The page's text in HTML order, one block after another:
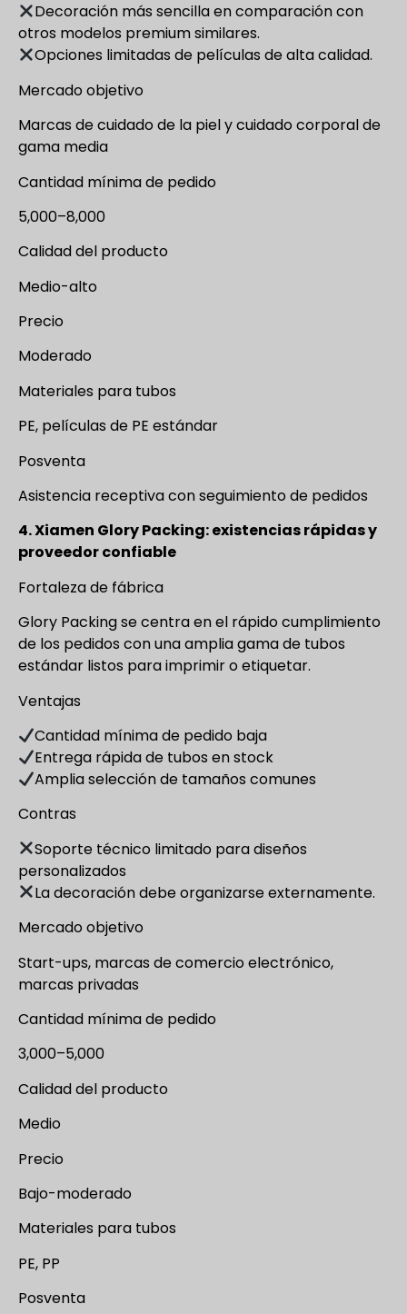
Decoración más sencilla en comparación con
otros modelos premium similares.
Opciones limitadas de películas de alta calidad.
Mercado objetivo
Marcas de cuidado de la piel y cuidado corporal de
gama media
Cantidad mínima de pedido
5,000–8,000
Calidad del producto
Medio-alto
Precio
Moderado
Materiales para tubos
PE, películas de PE estándar
Posventa
Asistencia receptiva con seguimiento de pedidos
4. Xiamen Glory Packing: existencias rápidas y
proveedor confiable
Fortaleza de fábrica
Glory Packing se centra en el rápido cumplimiento
de los pedidos con una amplia gama de tubos
estándar listos para imprimir o etiquetar.
Ventajas
Cantidad mínima de pedido baja
Entrega rápida de tubos en stock
Amplia selección de tamaños comunes
Contras
Soporte técnico limitado para diseños
personalizados
La decoración debe organizarse externamente.
Mercado objetivo
Start-ups, marcas de comercio electrónico,
marcas privadas
Cantidad mínima de pedido
3,000–5,000
Calidad del producto
Medio
Precio
Bajo-moderado
Materiales para tubos
PE, PP
Posventa